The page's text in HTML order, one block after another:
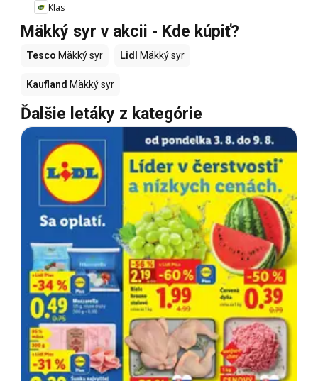
Klas
Mäkký syr v akcii - Kde kúpiť?
Tesco Mäkký syr Lidl Mäkký syr
Kaufland Mäkký syr
Ďalšie letáky z kategórie